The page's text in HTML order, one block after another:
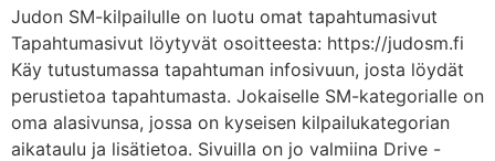
Judon SM-kilpailulle on luotu omat tapahtumasivut
Tapahtumasivut löytyvät osoitteesta: https://judosm.fi
Käy tutustumassa tapahtuman infosivuun, josta löydät
perustietoa tapahtumasta. Jokaiselle SM-kategorialle on
oma alasivunsa, jossa on kyseisen kilpailukategorian
aikataulu ja lisätietoa. Sivuilla on jo valmiina Drive -